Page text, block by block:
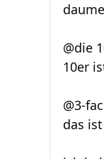
@die
10er
@3-
das